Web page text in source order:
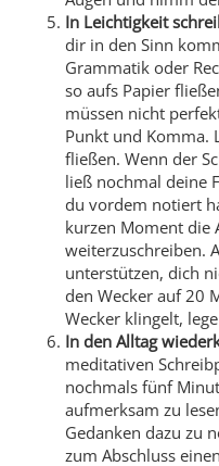
In Leichtigkeit
dir in den Sinn
Grammatik oder
so aufs Papier
müssen nicht
Punkt und Komma.
fließen. Wenn der
ließ nochmal deine
du vordem notiert
kurzen Moment die
weiterzuschreiben.
unterstützen, dich
den Wecker auf 20
Wecker klingelt,
In den Alltag
meditativen
nochmals fünf
aufmerksam zu
Gedanken dazu zu
zum Abschluss